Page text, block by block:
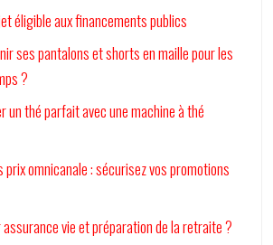
éligible aux financements publics
ses pantalons et shorts en maille pour les
?
un thé parfait avec une machine à thé
prix omnicanale : sécurisez vos promotions
vie et préparation de la retraite ?